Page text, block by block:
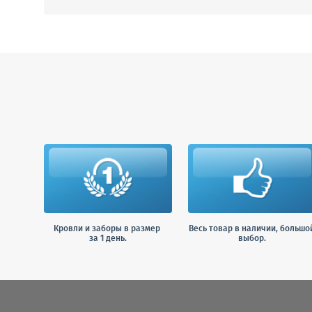
Кровли и заборы в размер
за 1 день.
Весь товар в наличии,
выбор.